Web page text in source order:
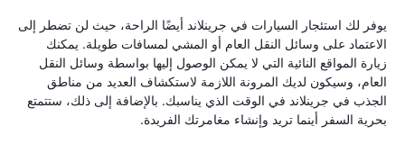
يوفر لك استئجار السيارات في جرينلاند أيضًا الراحة، حيث لن تضطر إلى
الاعتماد على وسائل النقل العام أو المشي لمسافات طويلة. يمكنك
زيارة المواقع النائية التي لا يمكن الوصول إليها بواسطة وسائل النقل
العام، وسيكون لديك المرونة اللازمة لاستكشاف العديد من مناطق
الجذب في جرينلاند في الوقت الذي يناسبك. بالإضافة إلى ذلك، ستتمتع
بحرية السفر أينما تريد وإنشاء مغامرتك الفريدة.